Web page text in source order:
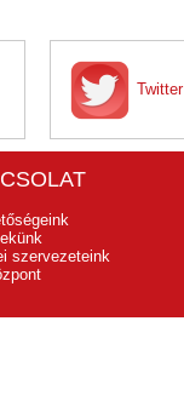
Twitter
szervezeteink